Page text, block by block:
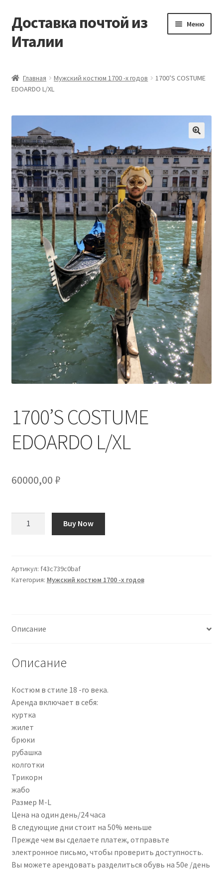
Перейти
к
навигации
Перейти
к
содержимому
Доставка почтой из
Италии
Меню
Контакты
Корзина
Мой аккаунт
Оформление заказа
Главная Мужский костюм 1700 -х годов
1700’S COSTUME
EDOARDO L/XL
1700’S COSTUME
EDOARDO L/XL
60000,00 ₽
EDOARDO
L/XL
Buy Now
Артикул: f43c739c0baf
Категория: Мужский костюм 1700 -х годов
Описание
Описание
Костюм в стиле 18 -го века.
Аренда включает в себя:
куртка
жилет
брюки
рубашка
колготки
Трикорн
жабо
Размер M-L
Цена на один день/24 часа
В следующие дни стоит на 50% меньше
Прежде чем вы сделаете платеж, отправьте
электронное письмо, чтобы проверить доступность.
Вы можете арендовать разделиться обувь на 50e /день